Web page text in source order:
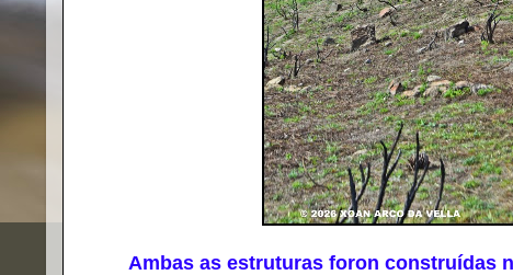
Ambas as estruturas foron construídas